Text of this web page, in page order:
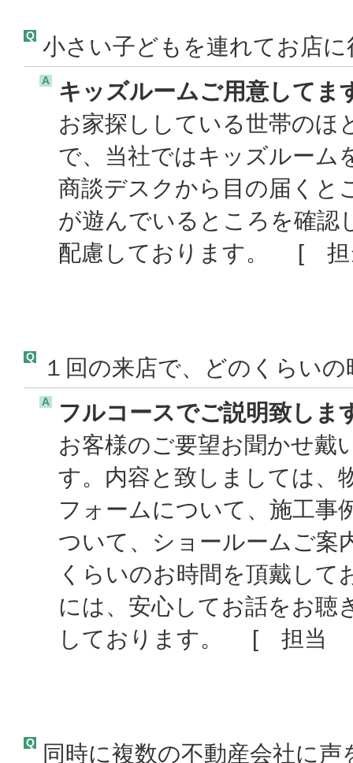
Q 小さい子どもを連れてお店
A
キッズルームご用意してま
お家探ししている世帯のほ
で、当社ではキッズルーム
商談デスクから目の届くと
が遊んでいるところを確認
配慮しております。 [
Q １回の来店で、どのくらい
A
フルコースでご説明致しま
お客様のご要望お聞かせ戴
す。内容と致しましては、
フォームについて、施工事
ついて、ショールームご案
くらいのお時間を頂戴し
には、安心してお話をお聴
しております。 [ 担
Q 同時に複数の不動産会社に声